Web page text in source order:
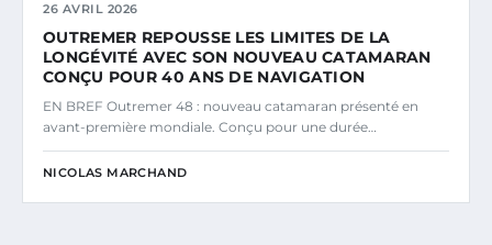
26 AVRIL 2026
OUTREMER REPOUSSE LES LIMITES DE LA
LONGÉVITÉ AVEC SON NOUVEAU CATAMARAN
CONÇU POUR 40 ANS DE NAVIGATION
EN BREF Outremer 48 : nouveau catamaran présenté en
avant-première mondiale. Conçu pour une durée…
NICOLAS MARCHAND